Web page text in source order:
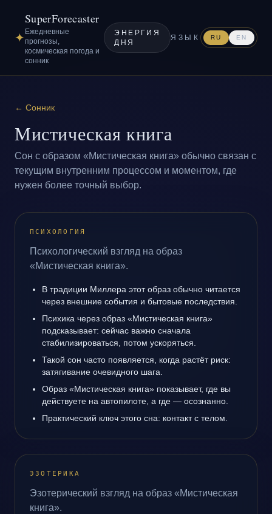
✦
SuperForecaster
Ежедневные
прогнозы,
космическая погода и
сонник
ЭНЕРГИЯ
ДНЯ
ЯЗЫК RU EN
← Сонник
Мистическая книга
Сон с образом «Мистическая книга» обычно связан с
текущим внутренним процессом и моментом, где
нужен более точный выбор.
ПСИХОЛОГИЯ
Психологический взгляд на образ
«Мистическая книга».
В традиции Миллера этот образ обычно читается
через внешние события и бытовые последствия.
Психика через образ «Мистическая книга»
подсказывает: сейчас важно сначала
стабилизироваться, потом ускоряться.
Такой сон часто появляется, когда растёт риск:
затягивание очевидного шага.
Образ «Мистическая книга» показывает, где вы
действуете на автопилоте, а где — осознанно.
Практический ключ этого сна: контакт с телом.
ЭЗОТЕРИКА
Эзотерический взгляд на образ «Мистическая
книга».